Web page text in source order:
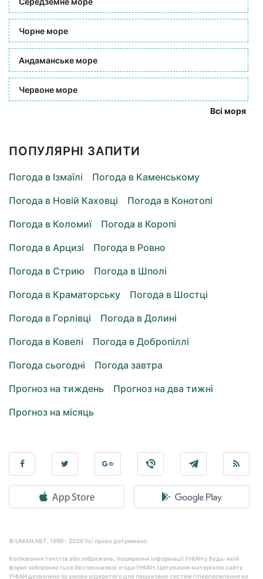
Чорне море
Андаманське море
Червоне море
Всі моря
ПОПУЛЯРНІ ЗАПИТИ
Погода в Ізмаїлі
Погода в Каменському
Погода в Новій Каховці
Погода в Конотопі
Погода в Коломиї
Погода в Коропі
Погода в Арцизі
Погода в Ровно
Погода в Стрию
Погода в Шполі
Погода в Краматорську
Погода в Шостці
Погода в Горлівці
Погода в Долині
Погода в Ковелі
Погода в Добропіллі
Погода сьогодні
Погода завтра
Прогноз на тиждень
Прогноз на два тижні
Прогноз на місяць
© UNIAN.NET, 1998 - 2026 Усі права дотримано.
Копіювання текстів або зображень, поширення інформації УНІАН у будь-якій
формі забороняється без письмової згоди УНІАН. Цитування матеріалів сайту
УНІАН дозволено за умови відкритого для пошукових систем гіперпосилання на